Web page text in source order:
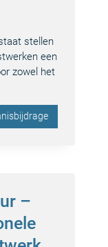
stellen
een
zowel het
–